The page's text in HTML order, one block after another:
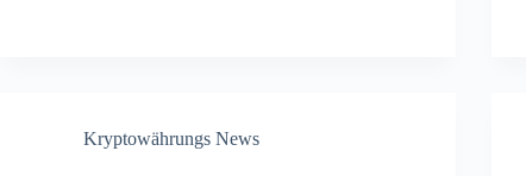
Kryptowährungs News